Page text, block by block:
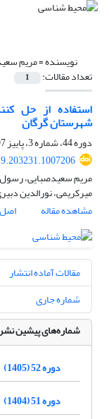
نویسنده =مریم
تعداد مقالات: 1
شهرستان گرگان
دوره 44، شماره 3، پاییز 1397، صفحه
مریم سعیدصبایی،
میرکریمی، نورالدین
مشاهده مقاله
مقالات آماده انتشار
شماره جاری
شماره‌های پیشین
دوره 52 (1405)
دوره 51 (1404)